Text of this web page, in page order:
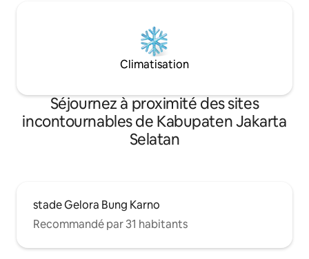
Climatisation
Séjournez à proximité des sites
incontournables de Kabupaten Jakarta
Selatan
stade Gelora Bung Karno
Recommandé par 31 habitants